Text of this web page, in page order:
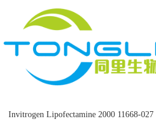
Invitrogen Lipofectamine 2000 11668-027